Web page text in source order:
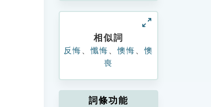
相似詞
反悔 、懺悔 、懊悔 、懊
喪
詞條功能